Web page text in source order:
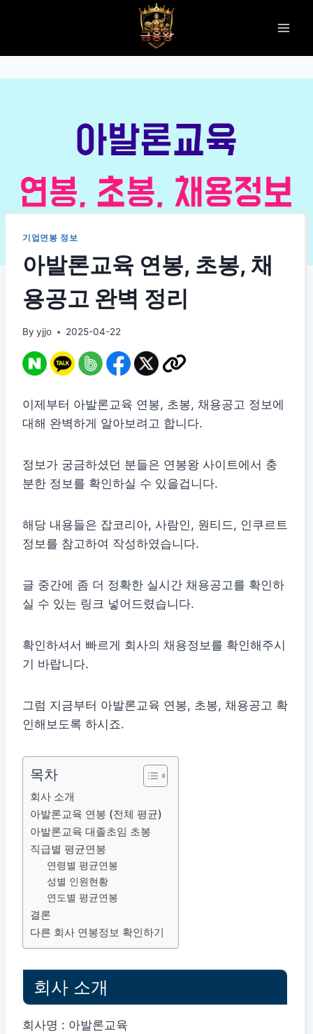
기업연봉 정보
아발론교육 연봉, 초봉, 채
용공고 완벽 정리
By yjjo 2025-04-22
이제부터 아발론교육 연봉, 초봉, 채용공고 정보에
대해 완벽하게 알아보려고 합니다.
정보가 궁금하셨던 분들은 연봉왕 사이트에서 충
분한 정보를 확인하실 수 있을겁니다.
해당 내용들은 잡코리아, 사람인, 원티드, 인쿠르트
정보를 참고하여 작성하였습니다.
글 중간에 좀 더 정확한 실시간 채용공고를 확인하
실 수 있는 링크 넣어드렸습니다.
확인하셔서 빠르게 회사의 채용정보를 확인해주시
기 바랍니다.
그럼 지금부터 아발론교육 연봉, 초봉, 채용공고 확
인해보도록 하시죠.
목차
회사 소개
아발론교육 연봉 (전체 평균)
아발론교육 대졸초임 초봉
직급별 평균연봉
연령별 평균연봉
성별 인원현황
연도별 평균연봉
결론
다른 회사 연봉정보 확인하기
회사 소개
회사명 : 아발론교육